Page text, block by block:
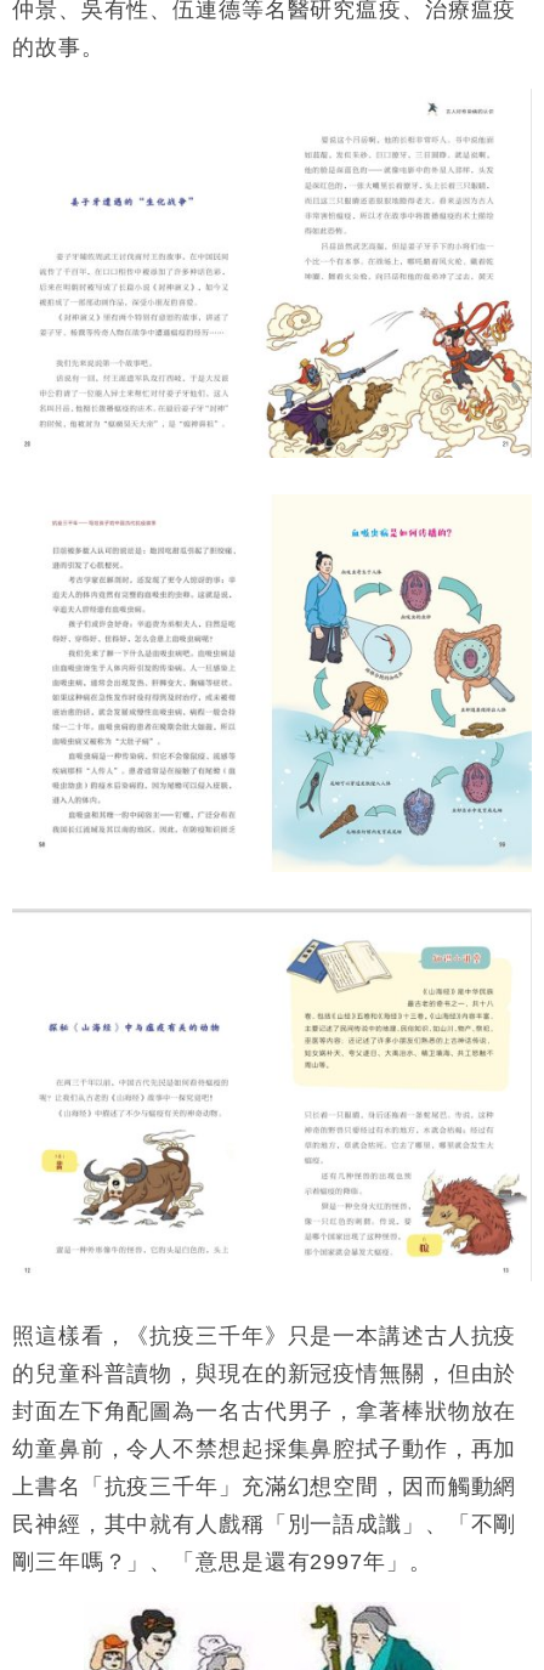
仲景、吳有性、伍連德等名醫研究瘟疫、治療瘟疫
的故事。
照這樣看，《抗疫三千年》只是一本講述古人抗疫
的兒童科普讀物，與現在的新冠疫情無關，但由於
封面左下角配圖為一名古代男子，拿著棒狀物放在
幼童鼻前，令人不禁想起採集鼻腔拭子動作，再加
上書名「抗疫三千年」充滿幻想空間，因而觸動網
民神經，其中就有人戲稱「別一語成讖」、「不剛
剛三年嗎？」、「意思是還有2997年」。